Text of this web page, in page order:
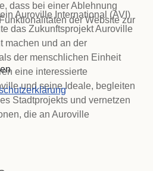
Auroville International (AVI)
das Zukunftsprojekt Auroville
machen und an der
der menschlichen Einheit
eine interessierte
und seine Ideale, begleiten
Stadtprojekts und vernetzen
die an Auroville
dass bei einer Ablehnung
der Website zur